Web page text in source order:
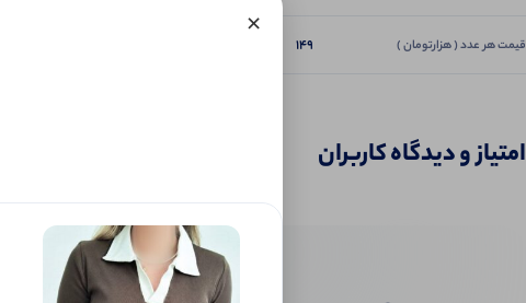
قیمت هر عدد ( هزارتومان ) 149
امتیاز و دیدگاه کاربران
×